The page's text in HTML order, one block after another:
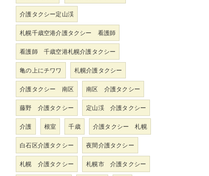
介護タクシー定山渓
札幌千歳空港介護タクシー 看護師
看護師 千歳空港札幌介護タクシー
亀の上にチワワ 札幌介護タクシー
介護タクシー 南区 南区 介護タクシー
藤野 介護タクシー 定山渓 介護タクシー
介護 根室 千歳 介護タクシー 札幌
白石区介護タクシー 夜間介護タクシー
札幌 介護タクシー 札幌市 介護タクシー